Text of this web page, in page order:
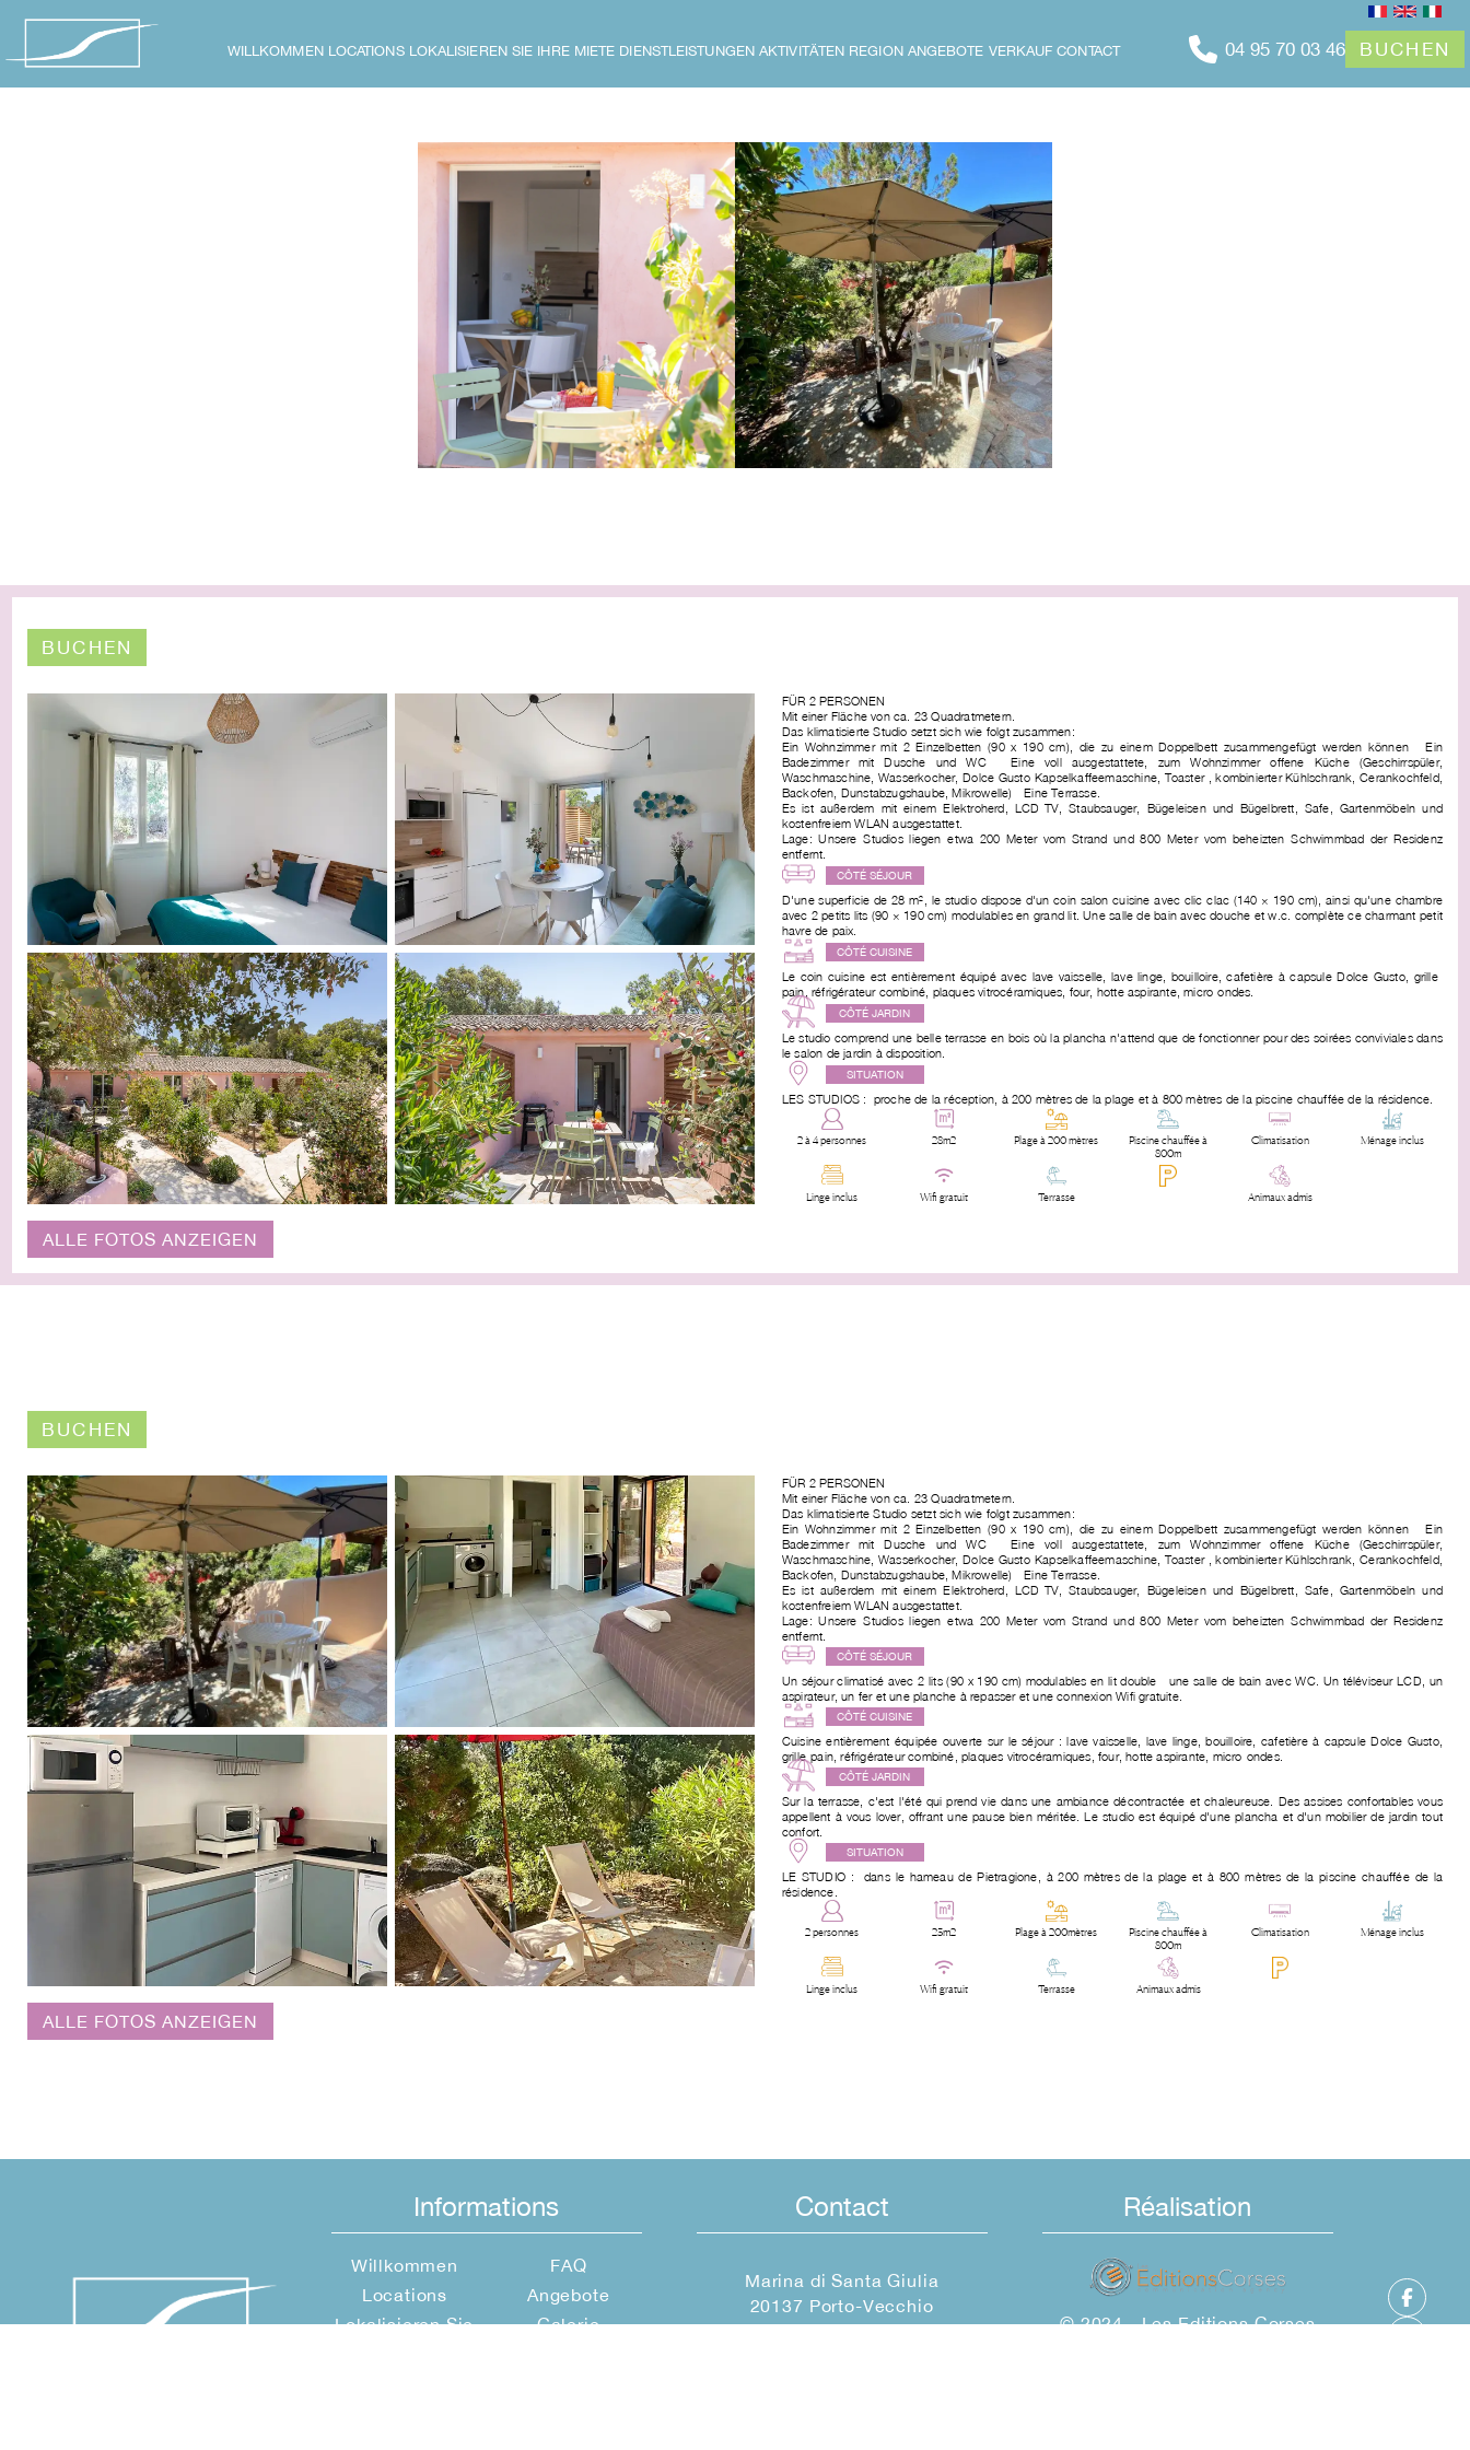
WILLKOMMEN LOCATIONS LOKALISIEREN SIE IHRE MIETE DIENSTLEISTUNGEN AKTIVITÄTEN REGION ANGEBOTE CONTACT
VERKAUF BUCHEN
04 95 70 03 46
BUCHEN
ALLE FOTOS ANZEIGEN
FÜR 2 PERSONEN
Mit einer Fläche von ca. 23 Quadratmetern.
Das klimatisierte Studio setzt sich wie folgt zusammen:
Ein Wohnzimmer mit 2 Einzelbetten (90 x 190 cm), die zu einem Doppelbett zusammengefügt werden können - Ein
Badezimmer mit Dusche und WC - Eine voll ausgestattete, zum Wohnzimmer offene Küche (Geschirrspüler,
Waschmaschine, Wasserkocher, Dolce Gusto-Kapselkaffeemaschine, Toaster , kombinierter Kühlschrank, Cerankochfeld,
Backofen, Dunstabzugshaube, Mikrowelle) - Eine Terrasse.
Es ist außerdem mit einem Elektroherd, LCD-TV, Staubsauger, Bügeleisen und Bügelbrett, Safe, Gartenmöbeln und
kostenfreiem WLAN ausgestattet.
Lage: Unsere Studios liegen etwa 200 Meter vom Strand und 800 Meter vom beheizten Schwimmbad der Residenz
entfernt.
CÔTÉ SÉJOUR
D'une superficie de 28 m², le studio dispose d'un coin salon cuisine avec clic clac (140 × 190 cm), ainsi qu'une chambre
avec 2 petits lits (90 × 190 cm) modulables en grand lit. Une salle de bain avec douche et w.c. complète ce charmant petit
havre de paix.
CÔTÉ CUISINE
Le coin cuisine est entièrement équipé avec lave-vaisselle, lave-linge, bouilloire, cafetière à capsule Dolce Gusto, grille-
pain, réfrigérateur combiné, plaques vitrocéramiques, four, hotte aspirante, micro-ondes.
CÔTÉ JARDIN
Le studio comprend une belle terrasse en bois où la plancha n'attend que de fonctionner pour des soirées conviviales dans
le salon de jardin à disposition.
SITUATION
LES STUDIOS : proche de la réception, à 200 mètres de la plage et à 800 mètres de la piscine chauffée de la résidence.
2 à 4 personnes 28m2 Plage à 200 mètres
Piscine chauffée à
800m
Climatisation Ménage inclus
Linge inclus Wifi gratuit Terrasse Animaux admis
BUCHEN
ALLE FOTOS ANZEIGEN
FÜR 2 PERSONEN
Mit einer Fläche von ca. 23 Quadratmetern.
Das klimatisierte Studio setzt sich wie folgt zusammen:
Ein Wohnzimmer mit 2 Einzelbetten (90 x 190 cm), die zu einem Doppelbett zusammengefügt werden können - Ein
Badezimmer mit Dusche und WC - Eine voll ausgestattete, zum Wohnzimmer offene Küche (Geschirrspüler,
Waschmaschine, Wasserkocher, Dolce Gusto-Kapselkaffeemaschine, Toaster , kombinierter Kühlschrank, Cerankochfeld,
Backofen, Dunstabzugshaube, Mikrowelle) - Eine Terrasse.
Es ist außerdem mit einem Elektroherd, LCD-TV, Staubsauger, Bügeleisen und Bügelbrett, Safe, Gartenmöbeln und
kostenfreiem WLAN ausgestattet.
Lage: Unsere Studios liegen etwa 200 Meter vom Strand und 800 Meter vom beheizten Schwimmbad der Residenz
entfernt.
CÔTÉ SÉJOUR
Un séjour climatisé avec 2 lits (90 x 190 cm) modulables en lit double - une salle de bain avec WC. Un téléviseur LCD, un
aspirateur, un fer et une planche à repasser et une connexion Wifi gratuite.
CÔTÉ CUISINE
Cuisine entièrement équipée ouverte sur le séjour : lave-vaisselle, lave-linge, bouilloire, cafetière à capsule Dolce Gusto,
grille-pain, réfrigérateur combiné, plaques vitrocéramiques, four, hotte aspirante, micro-ondes.
CÔTÉ JARDIN
Sur la terrasse, c'est l'été qui prend vie dans une ambiance décontractée et chaleureuse. Des assises confortables vous
appellent à vous lover, offrant une pause bien méritée. Le studio est équipé d'une plancha et d'un mobilier de jardin tout
confort.
SITUATION
LE STUDIO :dans le hameau de Pietragione, à 200 mètres de la plage et à 800 mètres de la piscine chauffée de la
résidence.
2 personnes 23m2 Plage à 200mètres
Piscine chauffée à
800m
Climatisation Ménage inclus
Linge inclus Wifi gratuit Terrasse Animaux admis
Informations
Willkommen
Locations
Lokalisieren Sie
FAQ
Angebote
Galerie
Contact
Marina di Santa Giulia
20137 Porto-Vecchio
Réalisation
© 2024 - Les Editions Corses